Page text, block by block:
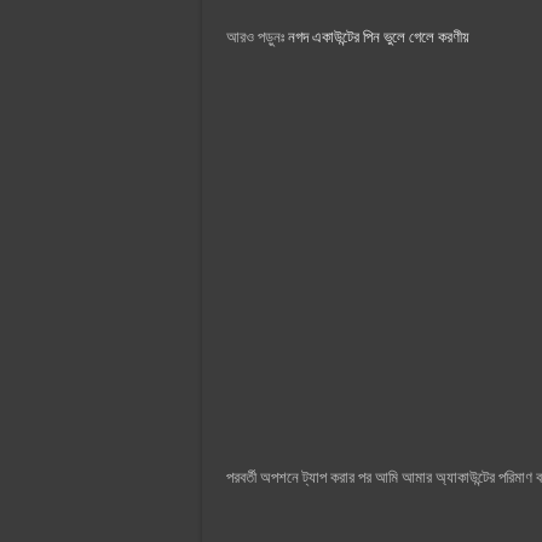
আরও পড়ুনঃ নগদ একাউন্টের পিন ভুলে গেলে করণীয়
পরবর্তী অপশনে ট্যাপ করার পর আমি আমার অ্যাকাউন্টের পরিমাণ